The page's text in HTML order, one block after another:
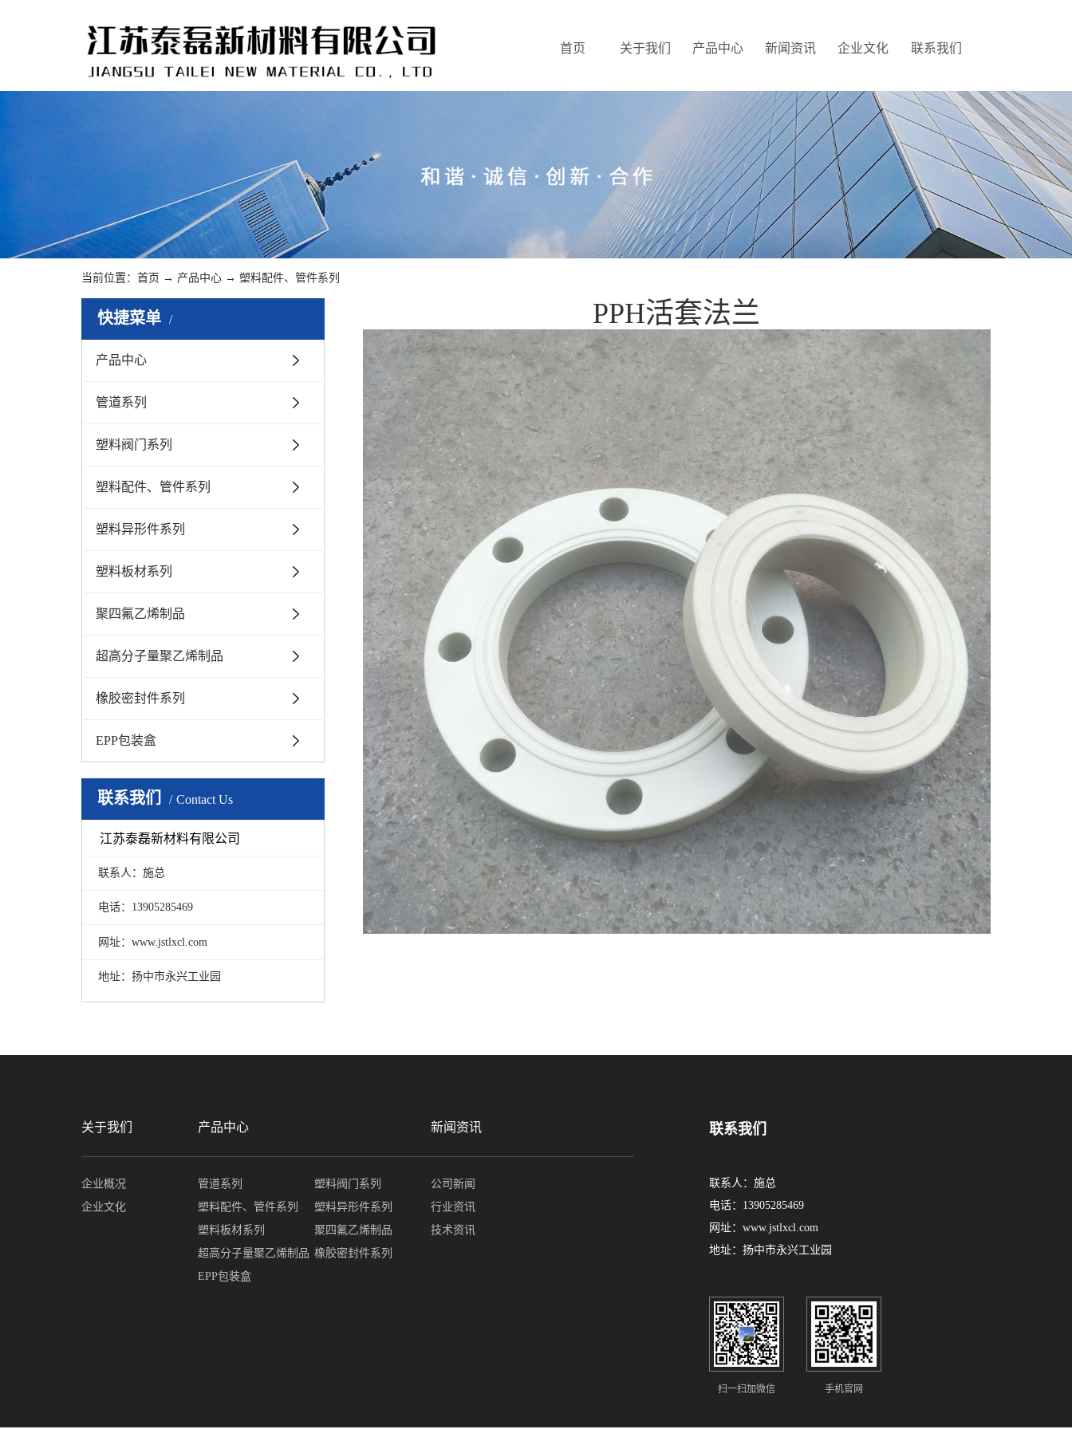
首页 关于我们 产品中心 新闻资讯 企业文化 联系我们
当前位置： 首页 → 产品中心 → 塑料配件、管件系列
快捷菜单
产品中心
管道系列
塑料阀门系列
塑料配件、管件系列
塑料异形件系列
塑料板材系列
聚四氟乙烯制品
超高分子量聚乙烯制品
橡胶密封件系列
EPP包装盒
联系我们 Contact Us
江苏泰磊新材料有限公司
联系人：施总
电话：13905285469
网址：www.jstlxcl.com
地址：扬中市永兴工业园
PPH活套法兰
关于我们
企业概况
企业文化
产品中心
管道系列
塑料阀门系列
塑料配件、管件系列
塑料异形件系列
塑料板材系列
聚四氟乙烯制品
超高分子量聚乙烯制品 橡胶密封件系列
EPP包装盒
新闻资讯
公司新闻
行业资讯
技术资讯
联系我们
联系人：施总
电话：13905285469
网址：www.jstlxcl.com
地址：扬中市永兴工业园
扫一扫加微信 手机官网